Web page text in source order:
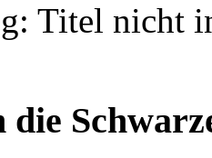
Titel nicht
die